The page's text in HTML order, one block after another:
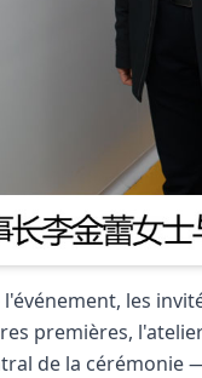
les
premières,
de la